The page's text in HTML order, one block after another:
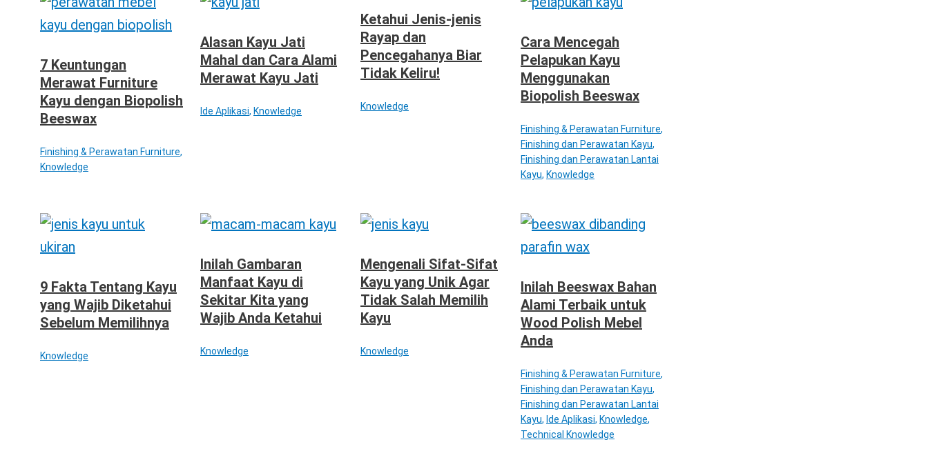
7 Keuntungan
Merawat Furniture
Kayu dengan Biopolish
Beeswax
Finishing & Perawatan Furniture,
Knowledge
Alasan Kayu Jati
Mahal dan Cara Alami
Merawat Kayu Jati
Ide Aplikasi, Knowledge
Ketahui Jenis-jenis
Rayap dan
Pencegahanya Biar
Tidak Keliru!
Knowledge
Cara Mencegah
Pelapukan Kayu
Menggunakan
Biopolish Beeswax
Finishing & Perawatan Furniture,
Finishing dan Perawatan Kayu,
Finishing dan Perawatan Lantai
Kayu, Knowledge
9 Fakta Tentang Kayu
yang Wajib Diketahui
Sebelum Memilihnya
Knowledge
Inilah Gambaran
Manfaat Kayu di
Sekitar Kita yang
Wajib Anda Ketahui
Knowledge
Mengenali Sifat-Sifat
Kayu yang Unik Agar
Tidak Salah Memilih
Kayu
Knowledge
Inilah Beeswax Bahan
Alami Terbaik untuk
Wood Polish Mebel
Anda
Finishing & Perawatan Furniture,
Finishing dan Perawatan Kayu,
Finishing dan Perawatan Lantai
Kayu, Ide Aplikasi, Knowledge,
Technical Knowledge